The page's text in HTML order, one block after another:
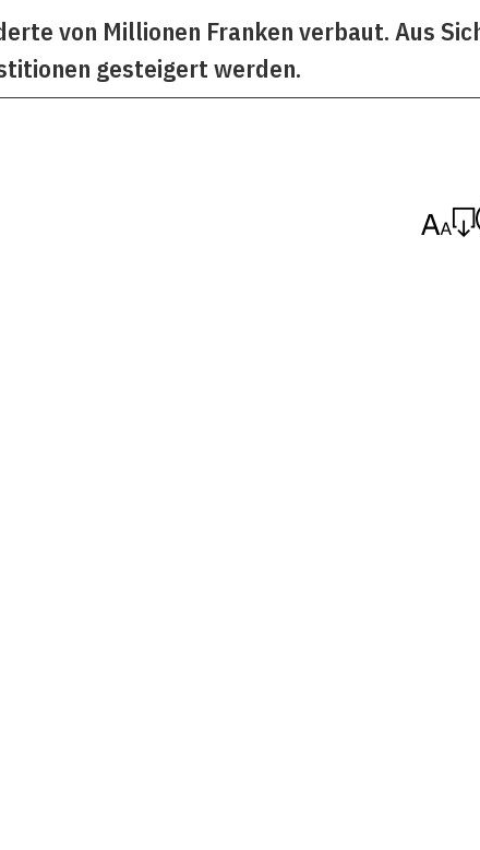
von Millionen Franken verbaut. Aus
gesteigert werden.